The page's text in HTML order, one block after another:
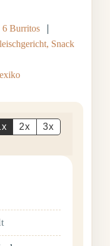
6 Burritos
Snack
2x 3x